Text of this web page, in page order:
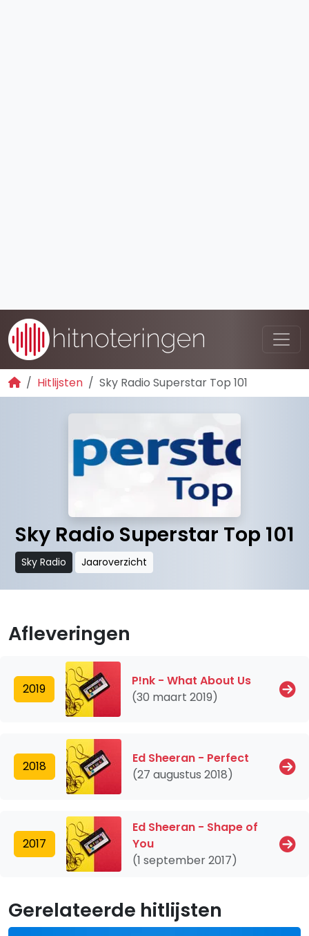
Hitlijsten Sky Radio Superstar Top 101
Sky Radio Superstar Top 101
Sky Radio Jaaroverzicht
Afleveringen
2019
P!nk - What About Us
(30 maart 2019)
2018
Ed Sheeran - Perfect
(27 augustus 2018)
2017
Ed Sheeran - Shape of
You
(1 september 2017)
Gerelateerde hitlijsten